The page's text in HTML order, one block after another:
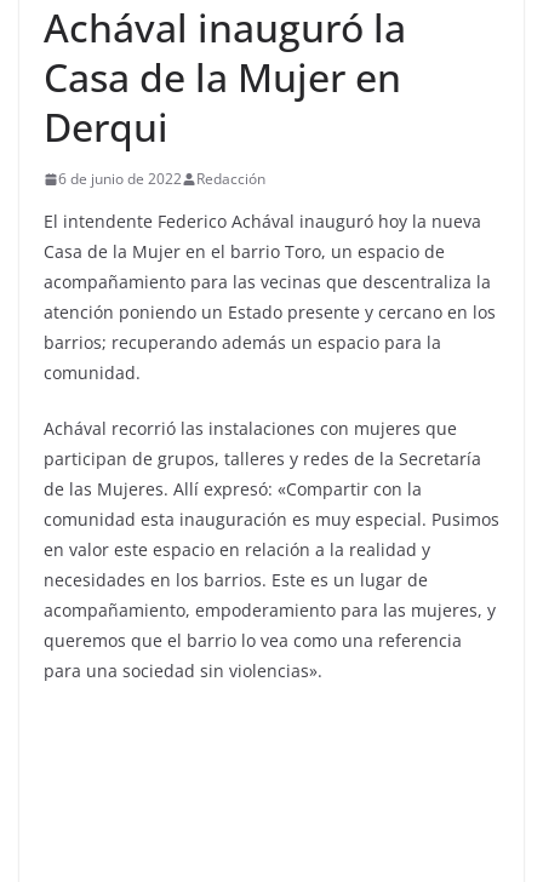
Achával inauguró la
Casa de la Mujer en
Derqui
6 de junio de 2022 Redacción
El intendente Federico Achával inauguró hoy la nueva
Casa de la Mujer en el barrio Toro, un espacio de
acompañamiento para las vecinas que descentraliza la
atención poniendo un Estado presente y cercano en los
barrios; recuperando además un espacio para la
comunidad.
Achával recorrió las instalaciones con mujeres que
participan de grupos, talleres y redes de la Secretaría
de las Mujeres. Allí expresó: «Compartir con la
comunidad esta inauguración es muy especial. Pusimos
en valor este espacio en relación a la realidad y
necesidades en los barrios. Este es un lugar de
acompañamiento, empoderamiento para las mujeres, y
queremos que el barrio lo vea como una referencia
para una sociedad sin violencias».